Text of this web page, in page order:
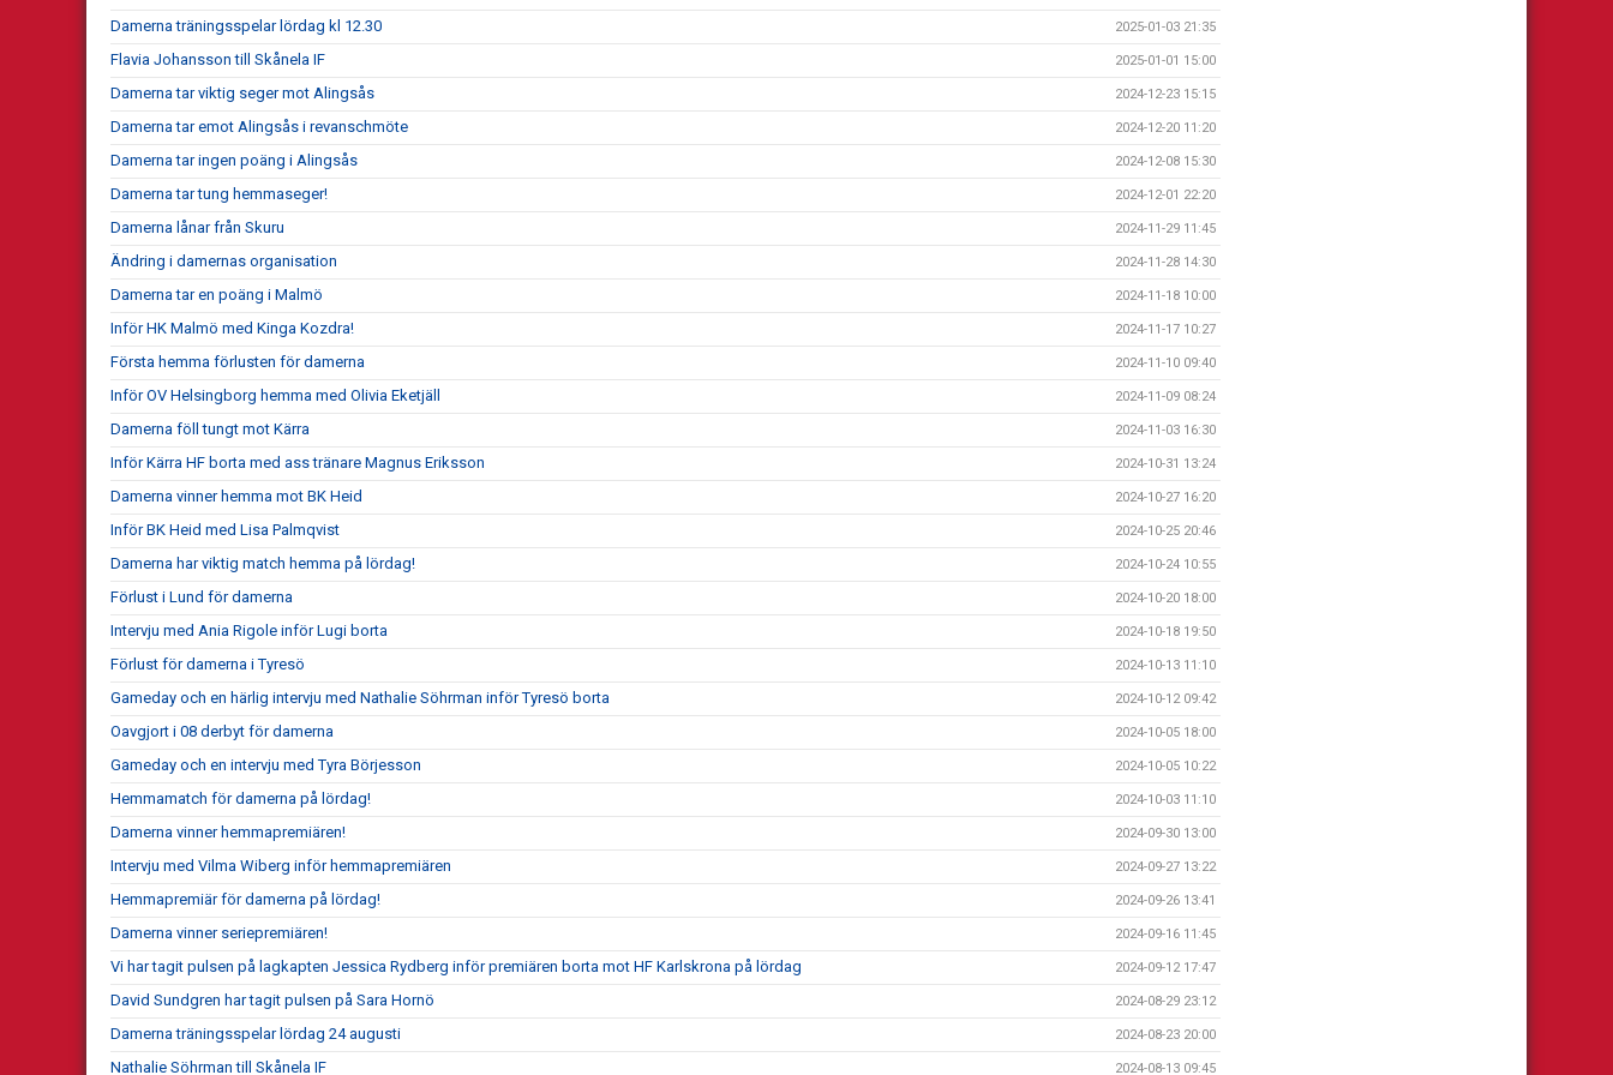
Damerna träningsspelar lördag kl 12.30 2025-01-03 21:35
Flavia Johansson till Skånela IF 2025-01-01 15:00
Damerna tar viktig seger mot Alingsås 2024-12-23 15:15
Damerna tar emot Alingsås i revanschmöte 2024-12-20 11:20
Damerna tar ingen poäng i Alingsås 2024-12-08 15:30
Damerna tar tung hemmaseger! 2024-12-01 22:20
Damerna lånar från Skuru 2024-11-29 11:45
Ändring i damernas organisation 2024-11-28 14:30
Damerna tar en poäng i Malmö 2024-11-18 10:00
Inför HK Malmö med Kinga Kozdra! 2024-11-17 10:27
Första hemma förlusten för damerna 2024-11-10 09:40
Inför OV Helsingborg hemma med Olivia Eketjäll 2024-11-09 08:24
Damerna föll tungt mot Kärra 2024-11-03 16:30
Inför Kärra HF borta med ass tränare Magnus Eriksson 2024-10-31 13:24
Damerna vinner hemma mot BK Heid 2024-10-27 16:20
Inför BK Heid med Lisa Palmqvist 2024-10-25 20:46
Damerna har viktig match hemma på lördag! 2024-10-24 10:55
Förlust i Lund för damerna 2024-10-20 18:00
Intervju med Ania Rigole inför Lugi borta 2024-10-18 19:50
Förlust för damerna i Tyresö 2024-10-13 11:10
Gameday och en härlig intervju med Nathalie Söhrman inför Tyresö borta 2024-10-12 09:42
Oavgjort i 08 derbyt för damerna 2024-10-05 18:00
Gameday och en intervju med Tyra Börjesson 2024-10-05 10:22
Hemmamatch för damerna på lördag! 2024-10-03 11:10
Damerna vinner hemmapremiären! 2024-09-30 13:00
Intervju med Vilma Wiberg inför hemmapremiären 2024-09-27 13:22
Hemmapremiär för damerna på lördag! 2024-09-26 13:41
Damerna vinner seriepremiären! 2024-09-16 11:45
Vi har tagit pulsen på lagkapten Jessica Rydberg inför premiären borta mot HF Karlskrona på lördag 2024-09-12 17:47
David Sundgren har tagit pulsen på Sara Hornö 2024-08-29 23:12
Damerna träningsspelar lördag 24 augusti 2024-08-23 20:00
Nathalie Söhrman till Skånela IF 2024-08-13 09:45